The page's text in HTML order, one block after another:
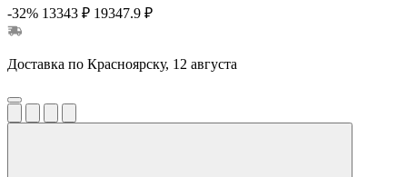
-32% 13343 ₽ 19347.9 ₽
Доставка по Красноярску, 12 августа